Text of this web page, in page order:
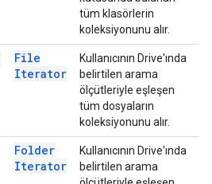
tüm klasörlerin
koleksiyonunu alır.
File
Iterator
Kullanıcının Drive'ında
belirtilen arama
ölçütleriyle eşleşen
tüm dosyaların
koleksiyonunu alır.
Folder
Iterator
Kullanıcının Drive'ında
belirtilen arama